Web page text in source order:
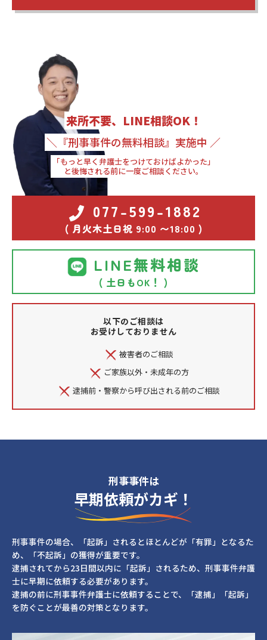
来所不要、LINE相談OK！
＼『刑事事件の無料相談』実施中 ／
「もっと早く弁護士をつけておけばよかった」
と後悔される前に一度ご相談ください。
077-599-1882
( 月火木土日祝 9:00 〜18:00 )
LINE無料相談
( 土日もOK！ )
以下のご相談は
お受けしておりません
被害者のご相談
ご家族以外・未成年の方
逮捕前・警察から呼び出される前のご相談
刑事事件は
早期依頼がカギ！
刑事事件の場合、「起訴」されるとほとんどが「有罪」となるた
め、「不起訴」の獲得が重要です。
逮捕されてから23日間以内に「起訴」されるため、刑事事件弁護
士に早期に依頼する必要があります。
逮捕の前に刑事事件弁護士に依頼することで、「逮捕」「起訴」
を防ぐことが最善の対策となります。